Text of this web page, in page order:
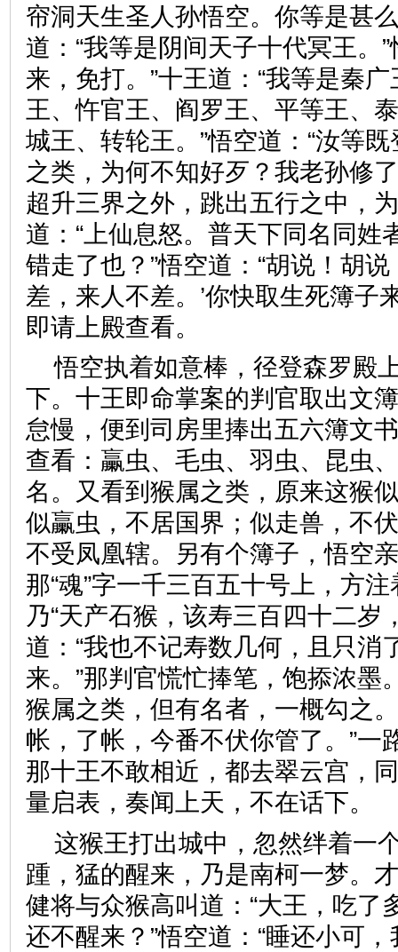
帘洞天生圣人孙悟空。你等是甚
道：“我等是阴间天子十代冥王。
来，免打。”十王道：“我等是秦
王、忤官王、阎罗王、平等王、
城王、转轮王。”悟空道：“汝等
之类，为何不知好歹？我老孙修
超升三界之外，跳出五行之中，
道：“上仙息怒。普天下同名同姓
错走了也？”悟空道：“胡说！胡
差，来人不差。’你快取生死簿子
即请上殿查看。
悟空执着如意棒，径登森罗殿
下。十王即命掌案的判官取出文
怠慢，便到司房里捧出五六簿文
查看：臝虫、毛虫、羽虫、昆虫
名。又看到猴属之类，原来这猴
似臝虫，不居国界；似走兽，不
不受凤凰辖。另有个簿子，悟空
那“魂”字一千三百五十号上，方
乃“天产石猴，该寿三百四十二岁
道：“我也不记寿数几何，且只消
来。”那判官慌忙捧笔，饱掭浓墨
猴属之类，但有名者，一概勾之
帐，了帐，今番不伏你管了。”一
那十王不敢相近，都去翠云宫，
量启表，奏闻上天，不在话
这猴王打出城中，忽然绊着一
踵，猛的醒来，乃是南柯一梦。
健将与众猴高叫道：“大王，吃了
还不醒来？”悟空道：“睡还小可